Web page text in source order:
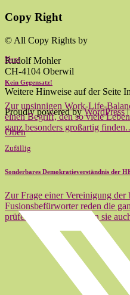
Copy Right
© All Copy Rights by
Rudolf Mohler
CH-4104 Oberwil
Weitere Hinweise auf der Seite
Proudly powered byWordPress
Oben
Next
Kein Gegensatz!
Zur unsinnigen Work-Life-
einen Begriff, den so viele
ganz besonders großartig
Zufällig
Sonderbares Demokratieverständnis der
Zur Frage einer Vereinigung der
Fusionsbefürworter reden die
prüfen". Und dann reden sie